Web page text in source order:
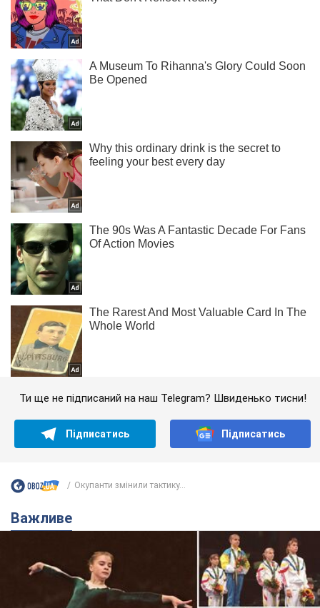
Ти ще не підписаний на наш Telegram? Швиденько тисни!
Підписатись Підписатись
Окупанти змінили тактику...
Важливе